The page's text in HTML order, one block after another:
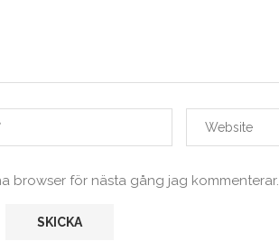
browser för nästa gång jag kommenterar.